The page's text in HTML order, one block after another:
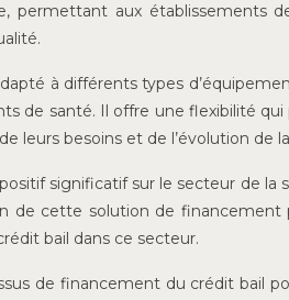
permettant aux établissements
à différents types
de santé. Il offre une flexibilité
leurs besoins et de l’évolution de
significatif sur le secteur de
de cette solution de
bail dans ce secteur.
de financement du crédit bail